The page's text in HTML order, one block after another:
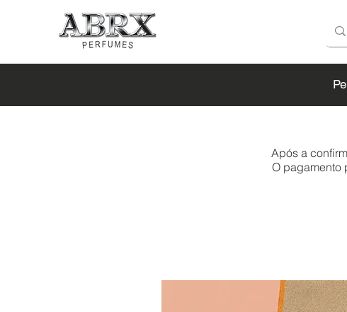
Após a
O pagamento